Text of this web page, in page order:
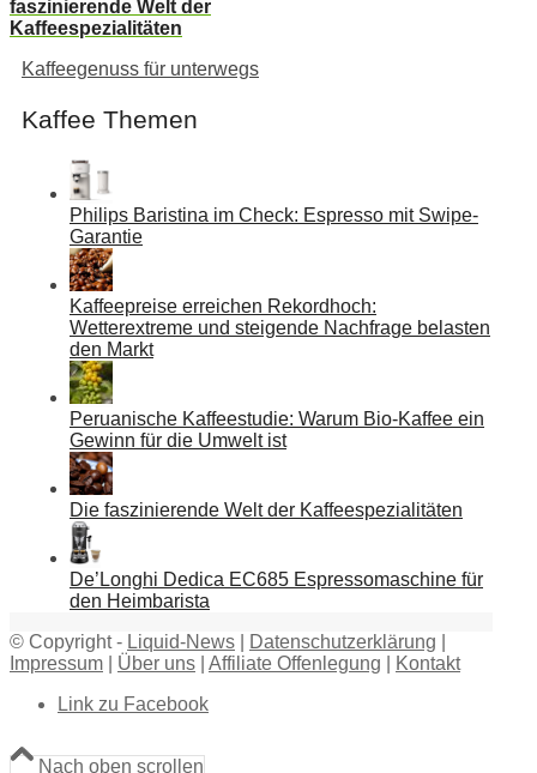
faszinierende Welt der
Kaffeespezialitäten
Kaffeegenuss für unterwegs
Kaffee Themen
Philips Baristina im Check: Espresso mit Swipe-
Garantie
Kaffeepreise erreichen Rekordhoch:
Wetterextreme und steigende Nachfrage belasten
den Markt
Peruanische Kaffeestudie: Warum Bio-Kaffee ein
Gewinn für die Umwelt ist
Die faszinierende Welt der Kaffeespezialitäten
De’Longhi Dedica EC685 Espressomaschine für
den Heimbarista
© Copyright - Liquid-News Datenschutzerklärung
Impressum
Über uns Affiliate Offenlegung
Kontakt
Link zu Facebook
Nach oben scrollen